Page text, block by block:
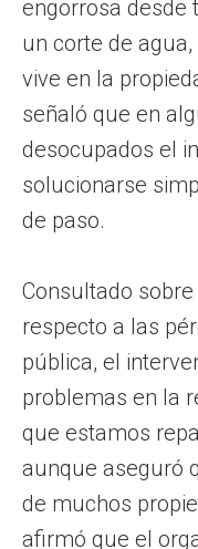
engorrosa desde
un corte de
vive en la
señaló que en
desocupados el
solucionarse
de paso.
Consultado
respecto a las
pública, el
problemas en la
que estamos
aunque aseguró
de muchos
afirmó que el